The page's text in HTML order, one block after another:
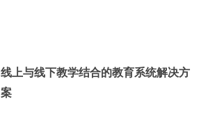
线上与线下教学结合的教育系统解决方
案